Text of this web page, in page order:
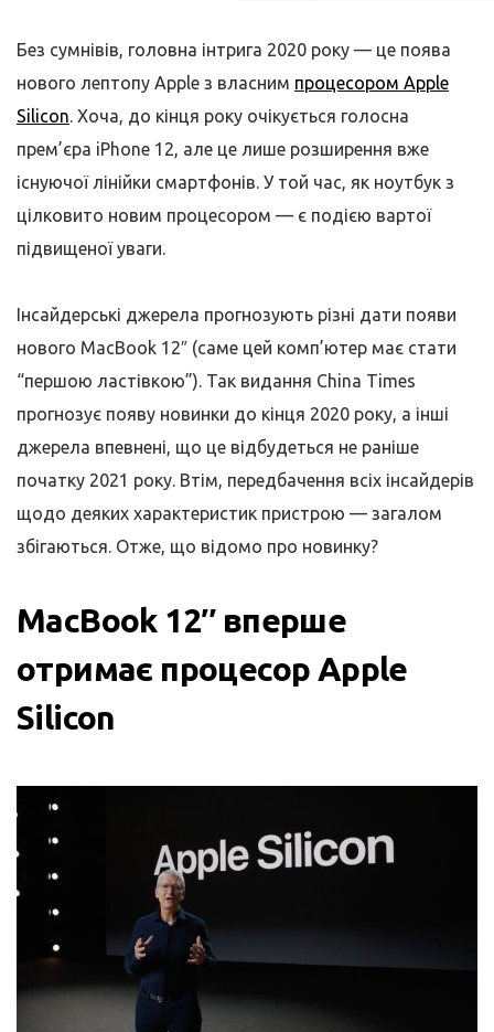
Без сумнівів, головна інтрига 2020 року — це поява
нового лептопу Apple з власним процесором Apple
Silicon. Хоча, до кінця року очікується голосна
прем’єра iPhone 12, але це лише розширення вже
існуючої лінійки смартфонів. У той час, як ноутбук з
цілковито новим процесором — є подією вартої
підвищеної уваги.
Інсайдерські джерела прогнозують різні дати появи
нового MacBook 12″ (саме цей комп’ютер має стати
“першою ластівкою”). Так видання China Times
прогнозує появу новинки до кінця 2020 року, а інші
джерела впевнені, що це відбудеться не раніше
початку 2021 року. Втім, передбачення всіх інсайдерів
щодо деяких характеристик пристрою — загалом
збігаються. Отже, що відомо про новинку?
MacBook 12″ вперше
отримає процесор Apple
Silicon